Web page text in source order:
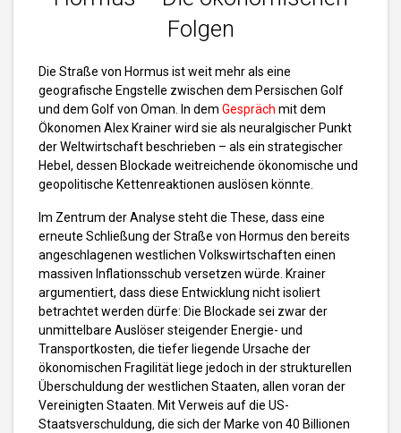
Folgen
Die Straße von Hormus ist weit mehr als eine
geografische Engstelle zwischen dem Persischen Golf
und dem Golf von Oman. In dem Gespräch mit dem
Ökonomen Alex Krainer wird sie als neuralgischer Punkt
der Weltwirtschaft beschrieben – als ein strategischer
Hebel, dessen Blockade weitreichende ökonomische und
geopolitische Kettenreaktionen auslösen könnte.
Im Zentrum der Analyse steht die These, dass eine
erneute Schließung der Straße von Hormus den bereits
angeschlagenen westlichen Volkswirtschaften einen
massiven Inflationsschub versetzen würde. Krainer
argumentiert, dass diese Entwicklung nicht isoliert
betrachtet werden dürfe: Die Blockade sei zwar der
unmittelbare Auslöser steigender Energie- und
Transportkosten, die tiefer liegende Ursache der
ökonomischen Fragilität liege jedoch in der strukturellen
Überschuldung der westlichen Staaten, allen voran der
Vereinigten Staaten. Mit Verweis auf die US-
Staatsverschuldung, die sich der Marke von 40 Billionen